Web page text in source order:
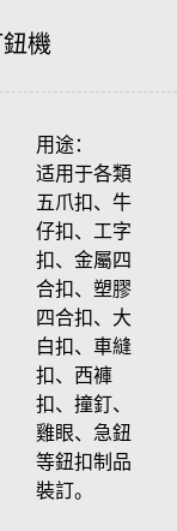
機
用途：
适用于各類
五爪扣、牛
仔扣、工字
扣、金屬四
合扣、塑膠
四合扣、大
白扣、車縫
扣、西褲
扣、撞釘、
雞眼、急鈕
等鈕扣制品
裝訂。